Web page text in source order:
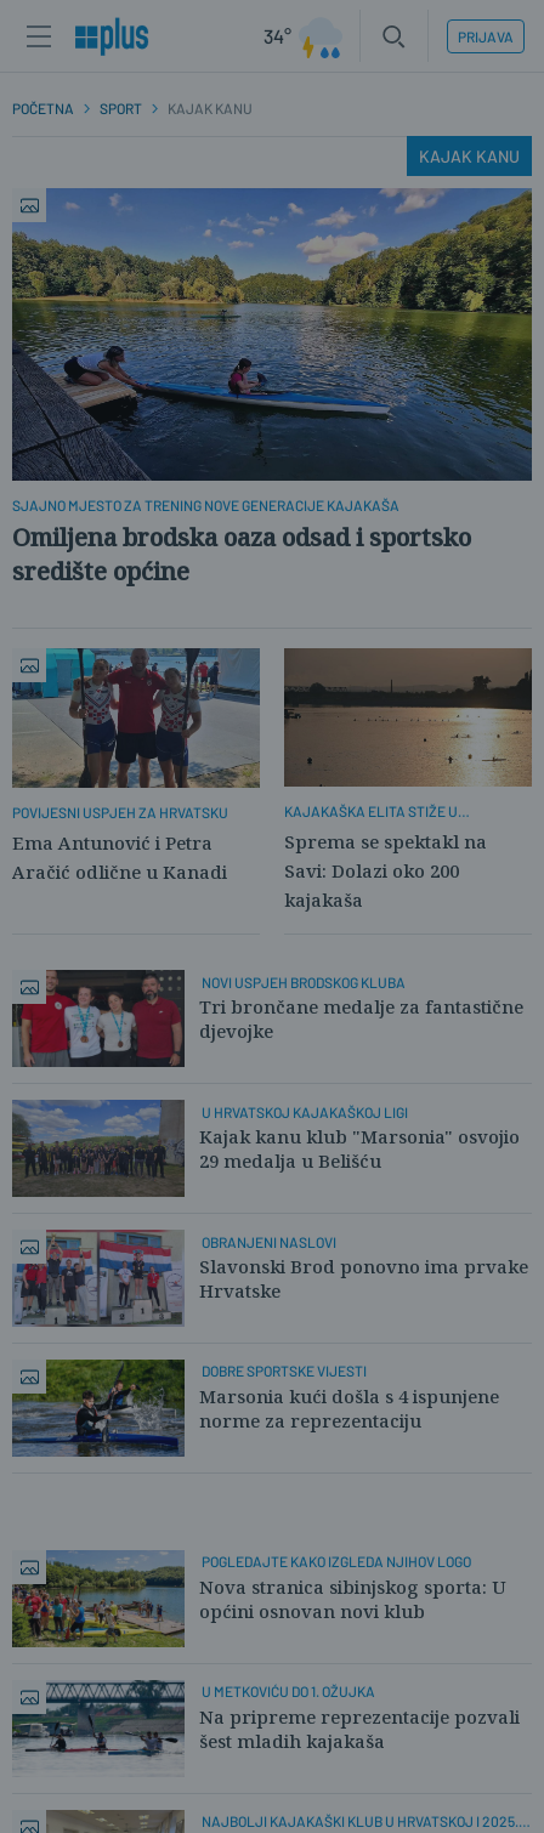
34° PRIJAVA
POČETNA SPORT KAJAK KANU
KAJAK KANU
SJAJNO MJESTO ZA TRENING NOVE GENERACIJE KAJAKAŠA
Omiljena brodska oaza odsad i sportsko
središte općine
POVIJESNI USPJEH ZA HRVATSKU
Ema Antunović i Petra
Aračić odlične u Kanadi
KAJAKAŠKA ELITA STIŽE U
Sprema se spektakl na
Savi: Dolazi oko 200
kajakaša
NOVI USPJEH BRODSKOG KLUBA
Tri brončane medalje za fantastične
djevojke
U HRVATSKOJ KAJAKAŠKOJ LIGI
Kajak kanu klub "Marsonia" osvojio
29 medalja u Belišću
OBRANJENI NASLOVI
Slavonski Brod ponovno ima prvake
Hrvatske
DOBRE SPORTSKE VIJESTI
Marsonia kući došla s 4 ispunjene
norme za reprezentaciju
POGLEDAJTE KAKO IZGLEDA NJIHOV LOGO
Nova stranica sibinjskog sporta: U
općini osnovan novi klub
U METKOVIĆU DO 1. OŽUJKA
Na pripreme reprezentacije pozvali
šest mladih kajakaša
NAJBOLJI KAJAKAŠKI KLUB U HRVATSKOJ I 2025.